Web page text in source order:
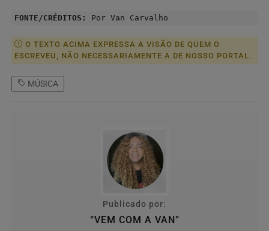
FONTE/CRÉDITOS: Por Van Carvalho
O TEXTO ACIMA EXPRESSA A VISÃO DE QUEM O
ESCREVEU, NÃO NECESSARIAMENTE A DE NOSSO PORTAL.
MÚSICA
Publicado por:
“VEM COM A VAN”